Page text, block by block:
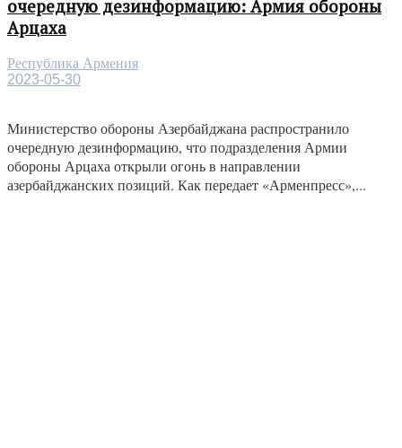
очередную дезинформацию: Армия обороны
Арцаха
Республика Армения
2023-05-30
Министерство обороны Азербайджана распространило
очередную дезинформацию, что подразделения Армии
обороны Арцаха открыли огонь в направлении
азербайджанских позиций. Как передает «Арменпресс»,...